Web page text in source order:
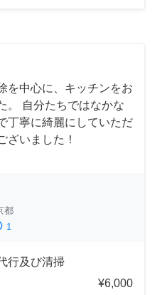
を中心に、キッチンをお
。 自分たちではなかな
丁寧に綺麗にしていただ
ざいました！
都
1
行及び清掃
¥6,000